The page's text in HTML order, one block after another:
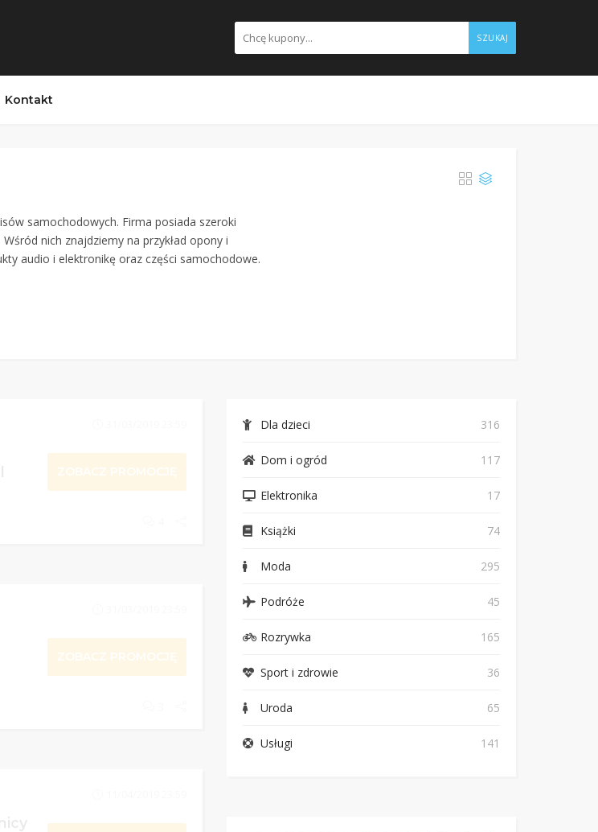
SZUKAJ
Kontakt
samochodowych. Firma posiada szeroki
nich znajdziemy na przykład opony i
audio i elektronikę oraz części samochodowe.
ZOBACZ PROMOCJĘ
ZOBACZ PROMOCJĘ
Dla dzieci 316
Dom i ogród 117
Elektronika 17
Książki 74
Moda 295
Podróże 45
Rozrywka 165
Sport i zdrowie 36
Uroda 65
Usługi 141